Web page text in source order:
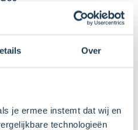
Over
je ermee instemt dat wij en
technologieën